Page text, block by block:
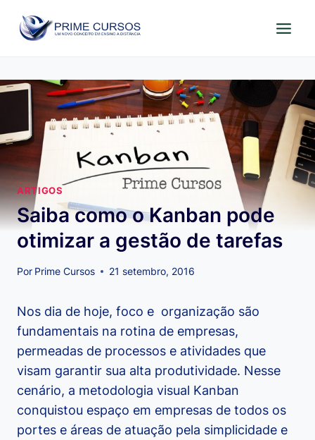
para
ARTIGOS
Saiba como o Kanban pode
otimizar a gestão de tarefas
Por Prime Cursos 21 setembro, 2016
Nos dia de hoje, foco e organização são
fundamentais na rotina de empresas,
permeadas de processos e atividades que
visam garantir sua alta produtividade. Nesse
cenário, a metodologia visual Kanban
conquistou espaço em empresas de todos os
portes e áreas de atuação pela simplicidade e